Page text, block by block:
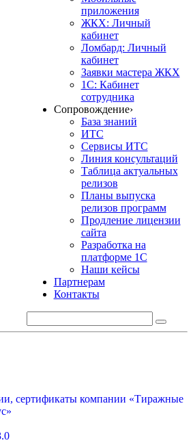
приложения
ЖКХ: Личный
кабинет
Ломбард: Личный
кабинет
Заявки мастера ЖКХ
1С: Кабинет
сотрудника
Сопровождение›
База знаний
ИТС
Сервисы ИТС
Линия консультаций
Таблица актуальных
релизов
Планы выпуска
релизов программ
Продление лицензии
сайта
Разработка на
платформе 1С
Наши кейсы
Партнерам
Контакты
сертификаты компании «Тиражные